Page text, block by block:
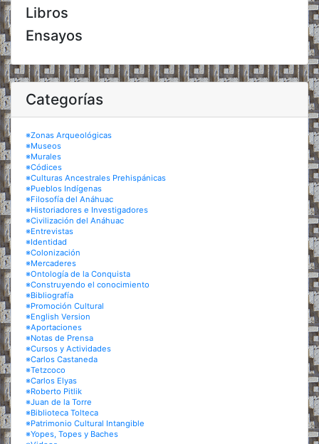
Libros
Ensayos
Categorías
※Zonas Arqueológicas
※Museos
※Murales
※Códices
※Culturas Ancestrales Prehispánicas
※Pueblos Indígenas
※Filosofía del Anáhuac
※Historiadores e Investigadores
※Civilización del Anáhuac
※Entrevistas
※Identidad
※Colonización
※Mercaderes
※Ontología de la Conquista
※Construyendo el conocimiento
※Bibliografía
※Promoción Cultural
※English Version
※Aportaciones
※Notas de Prensa
※Cursos y Actividades
※Carlos Castaneda
※Tetzcoco
※Carlos Elyas
※Roberto Pitlik
※Juan de la Torre
※Biblioteca Tolteca
※Patrimonio Cultural Intangible
※Yopes, Topes y Baches